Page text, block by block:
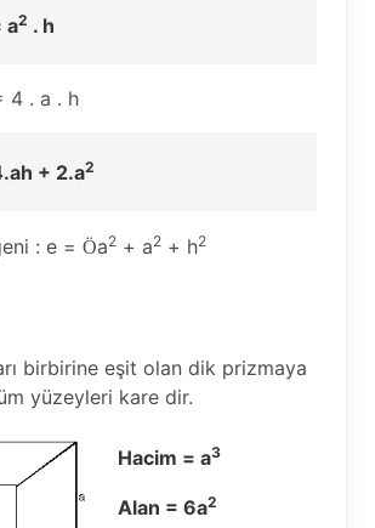
a2 . h
4 . a . h
+ 2.a2
: e = Öa2 + a2 + h2
birbirine eşit olan dik prizmaya
yüzeyleri kare dir.
Hacim = a3
Alan = 6a2